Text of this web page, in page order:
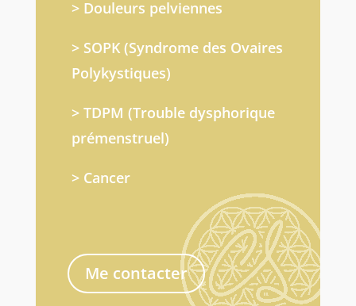
> Douleurs pelviennes
> SOPK (Syndrome des Ovaires
Polykystiques)
> TDPM (Trouble dysphorique
prémenstruel)
> Cancer
Me contacter